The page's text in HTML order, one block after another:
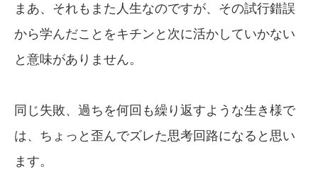
まあ、それもまた人生なのですが、その試行錯誤
から学んだことをキチンと次に活かしていかない
と意味がありません。
同じ失敗、過ちを何回も繰り返すような生き様で
は、ちょっと歪んでズレた思考回路になると思い
ます。